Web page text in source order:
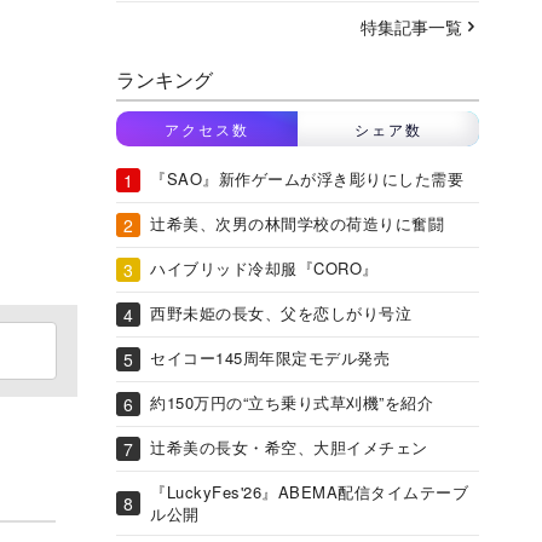
特集記事一覧
ランキング
アクセス数 シェア数
『SAO』新作ゲームが浮き彫りにした需要
辻希美、次男の林間学校の荷造りに奮闘
ハイブリッド冷却服『CORO』
西野未姫の長女、父を恋しがり号泣
セイコー145周年限定モデル発売
約150万円の“立ち乗り式草刈機”を紹介
辻希美の長女・希空、大胆イメチェン
『LuckyFes'26』ABEMA配信タイムテーブ
ル公開